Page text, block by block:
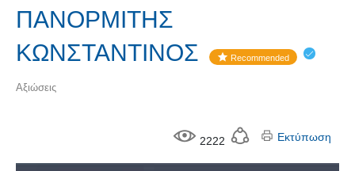
ΠΑΝΟΡΜΙΤΗΣ
ΚΩΝΣΤΑΝΤΙΝΟΣ
Recommended
Αξιώσεις
2222 Εκτύπωση